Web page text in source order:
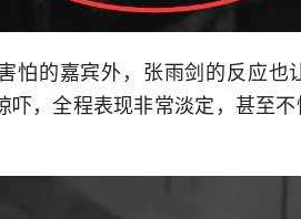
怕的嘉宾外，张雨剑的反应也
吓，全程表现非常淡定，甚至